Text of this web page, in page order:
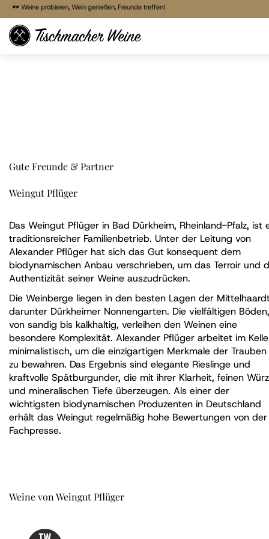
🍷 Freitags Vinothek von 17:00 - 22:00 Uhr
🕶 Weine probieren, Wein genießen, Freunde treffen!
🚚 Bestellen & liefern lassen
🏠 Reservieren & Abholen
🕶 Weine probieren, Wein genießen, Freunde treffen!
Direkt
zum
Inhalt
Gute Freunde & Partner
Weingut Pflüger
Das Weingut Pflüger in Bad Dürkheim, Rheinland-Pfalz, ist
traditionsreicher Familienbetrieb. Unter der Leitung von
Alexander Pflüger hat sich das Gut konsequent dem
biodynamischen Anbau verschrieben, um das Terroir und
Authentizität seiner Weine auszudrücken.
Die Weinberge liegen in den besten Lagen der
darunter Dürkheimer Nonnengarten. Die vielfältigen Böden,
von sandig bis kalkhaltig, verleihen den Weinen eine
besondere Komplexität. Alexander Pflüger arbeitet im
minimalistisch, um die einzigartigen Merkmale der Trauben
zu bewahren. Das Ergebnis sind elegante Rieslinge und
kraftvolle Spätburgunder, die mit ihrer Klarheit, feinen
und mineralischen Tiefe überzeugen. Als einer der
wichtigsten biodynamischen Produzenten in Deutschland
erhält das Weingut regelmäßig hohe Bewertungen von der
Fachpresse.
Weine von Weingut Pflüger